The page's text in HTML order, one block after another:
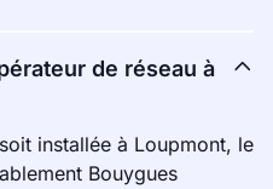
de réseau à
installée à Loupmont, le
Bouygues